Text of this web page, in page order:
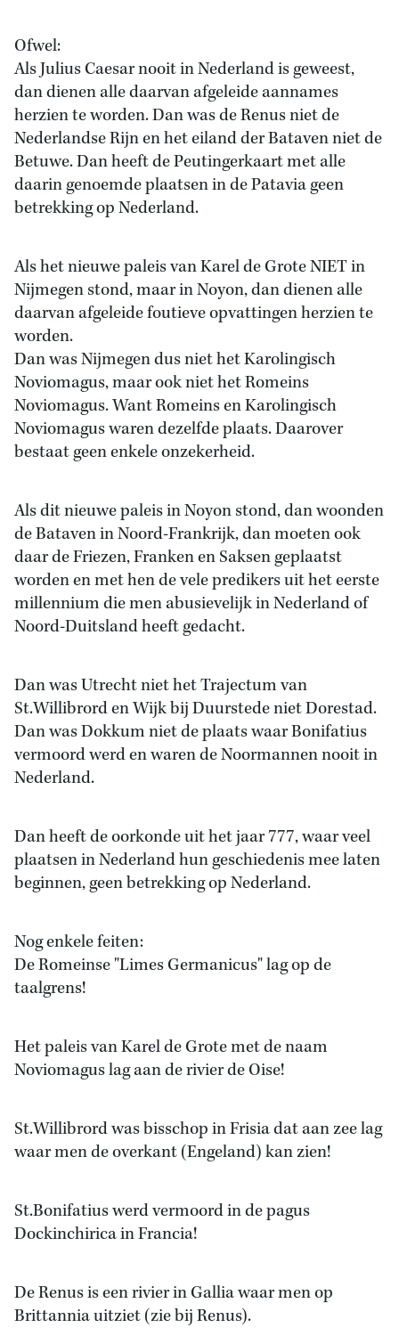
Ofwel:
Als Julius Caesar nooit in Nederland is geweest,
dan dienen alle daarvan afgeleide aannames
herzien te worden. Dan was de Renus niet de
Nederlandse Rijn en het eiland der Bataven niet de
Betuwe. Dan heeft de Peutingerkaart met alle
daarin genoemde plaatsen in de Patavia geen
betrekking op Nederland.
Als het nieuwe paleis van Karel de Grote NIET in
Nijmegen stond, maar in Noyon, dan dienen alle
daarvan afgeleide foutieve opvattingen herzien te
worden.
Dan was Nijmegen dus niet het Karolingisch
Noviomagus, maar ook niet het Romeins
Noviomagus. Want Romeins en Karolingisch
Noviomagus waren dezelfde plaats. Daarover
bestaat geen enkele onzekerheid.
Als dit nieuwe paleis in Noyon stond, dan woonden
de Bataven in Noord-Frankrijk, dan moeten ook
daar de Friezen, Franken en Saksen geplaatst
worden en met hen de vele predikers uit het eerste
millennium die men abusievelijk in Nederland of
Noord-Duitsland heeft gedacht.
Dan was Utrecht niet het Trajectum van
St.Willibrord en Wijk bij Duurstede niet Dorestad.
Dan was Dokkum niet de plaats waar Bonifatius
vermoord werd en waren de Noormannen nooit in
Nederland.
Dan heeft de oorkonde uit het jaar 777, waar veel
plaatsen in Nederland hun geschiedenis mee laten
beginnen, geen betrekking op Nederland.
Nog enkele feiten:
De Romeinse "Limes Germanicus" lag op de
taalgrens!
Het paleis van Karel de Grote met de naam
Noviomagus lag aan de rivier de Oise!
St.Willibrord was bisschop in Frisia dat aan zee lag
waar men de overkant (Engeland) kan zien!
St.Bonifatius werd vermoord in de pagus
Dockinchirica in Francia!
De Renus is een rivier in Gallia waar men op
Brittannia uitziet (zie bij Renus).